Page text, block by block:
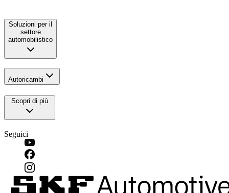
Soluzioni per il
settore
automobilistico
Autoricambi
Scopri di più
Seguici